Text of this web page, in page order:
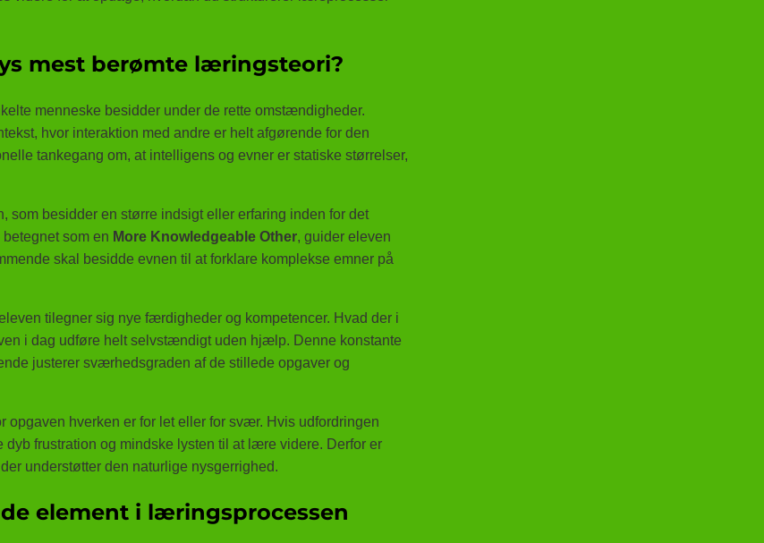
mest berømte læringsteori?
menneske besidder under de rette omstændigheder.
hvor interaktion med andre er helt afgørende for den
tankegang om, at intelligens og evner er statiske størrelser,
som besidder en større indsigt eller erfaring inden for det
som en More Knowledgeable Other, guider eleven
skal besidde evnen til at forklare komplekse emner på
tilegner sig nye færdigheder og kompetencer. Hvad der i
i dag udføre helt selvstændigt uden hjælp. Denne konstante
justerer sværhedsgraden af de stillede opgaver og
opgaven hverken er for let eller for svær. Hvis udfordringen
frustration og mindske lysten til at lære videre. Derfor er
understøtter den naturlige nysgerrighed.
element i læringsprocessen